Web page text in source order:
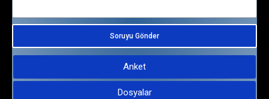
Soruyu Gönder
Anket
Dosyalar